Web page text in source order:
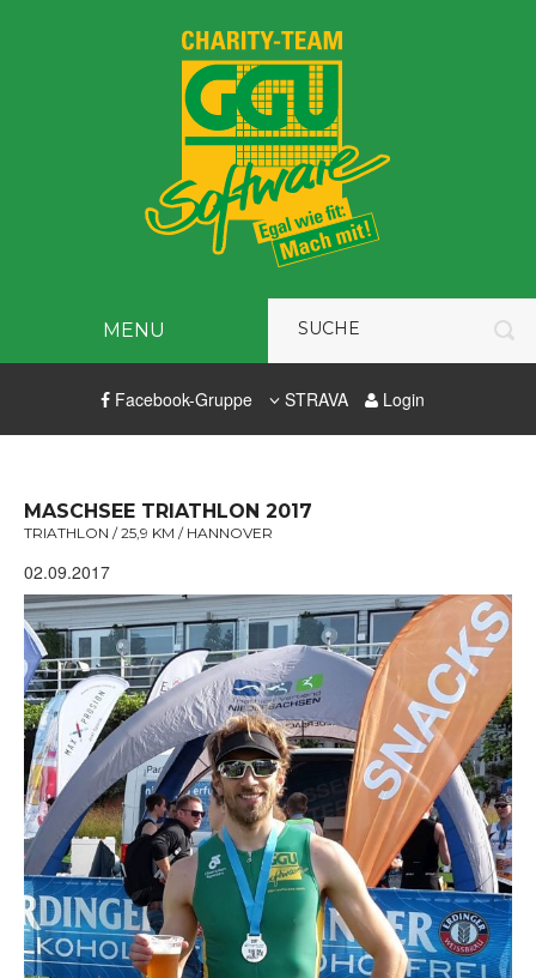
MENU
Facebook-Gruppe STRAVA Login
MASCHSEE TRIATHLON 2017
TRIATHLON / 25,9 KM / HANNOVER
02.09.2017